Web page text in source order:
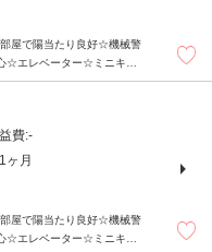
屋で陽当たり良好☆機械警
☆エレベーター☆ミニキッ
-
1ヶ月
屋で陽当たり良好☆機械警
☆エレベーター☆ミニキッ